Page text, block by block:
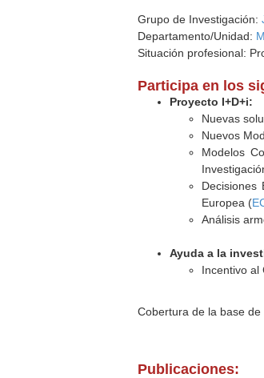
Grupo de Investigación:
Departamento/Unidad:
Situación profesional:
Participa en los
Proyecto I+D+i:
Nuevas
Nuevos
Modelos
Decisiones
Europea (
Análisis
Ayuda a la
Incentivo al
Cobertura de la base
Publicaciones: